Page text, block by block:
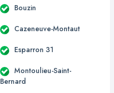
Bouzin
Cazeneuve-Montaut
Esparron 31
Montoulieu-Saint-
Bernard